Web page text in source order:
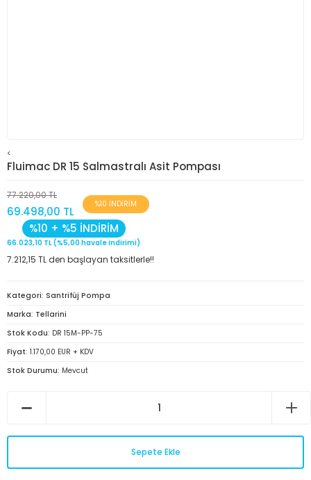
<
Fluimac DR 15 Salmastralı Asit Pompası
77.220,00 TL
69.498,00 TL
%10 İNDİRİM
%10 + %5 İNDİRİM
66.023,10 TL (%5,00 havale indirimi)
7.212,15 TL den başlayan taksitlerle!!
Kategori Santrifüj Pompa
Marka Tellarini
Stok Kodu DR 15M-PP-75
Fiyat 1.170,00 EUR + KDV
Stok Durumu Mevcut
Sepete Ekle